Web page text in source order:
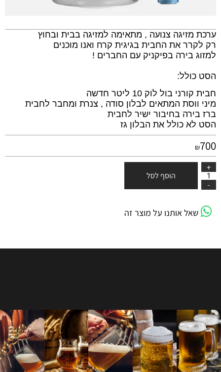
ערכת מזיגה צנועה , מתאימה למזיגה בבית ובחוץ
רק לקרר את החבית בגיגית קרח ואנו מוכנים
למזוג בירה בפיקניק עם החברים !
הסט כולל:
חבית קורני בול לוק 10 ליטר חדשה
מיני ווסת המתאים לבלון סודה , צנרת ומחבר לחבית
ברז בירה בחיבור ישיר לחבית
הסט לא כולל את הבלון גז
₪700
הוסף לסל
שאל אותנו על מוצר זה